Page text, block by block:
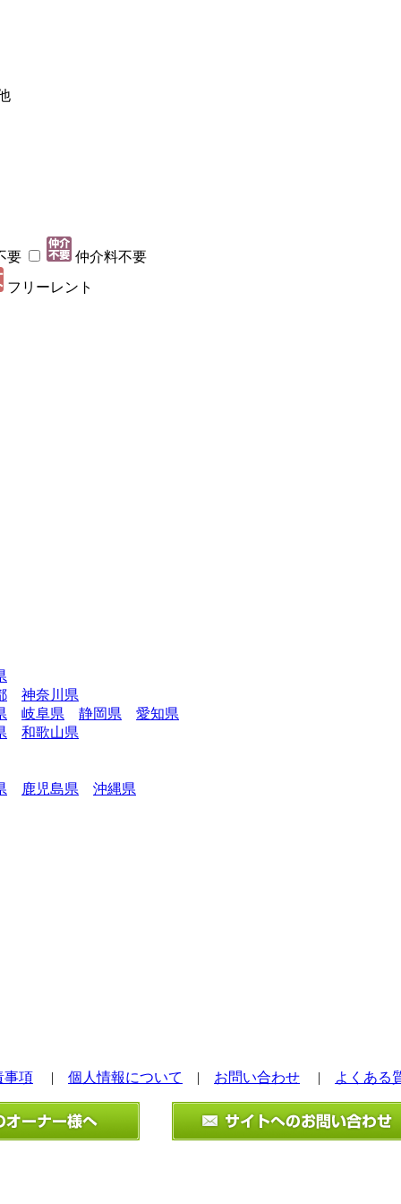
要
仲介料不要
フリーレント
神奈川県
岐阜県 静岡県
愛知県
和歌山県
鹿児島県 沖縄県
事項 | 個人情報について | お問い合わせ | よくある